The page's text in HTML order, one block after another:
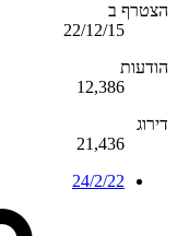
הצטרף ב
22/12/15
הודעות
12,386
דירוג
21,436
24/2/22